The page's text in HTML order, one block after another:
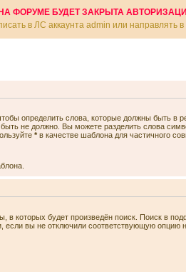
ФОРУМЕ БУДЕТ ЗАКРЫТА
в ЛС аккаунта admin или направлять
чтобы определить слова, которые должны быть в
быть не должно. Вы можете разделить слова
*в качестве шаблона для частичного
которых будет произведён поиск. Поиск в
если вы не отключили соответствующую опцию